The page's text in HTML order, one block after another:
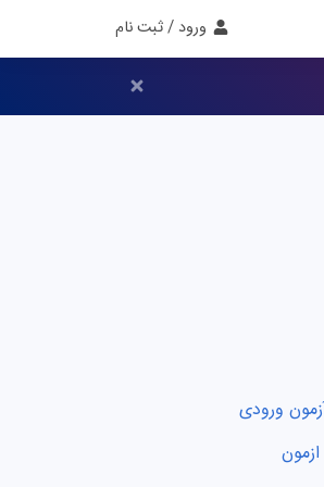
ورود / ثبت نام
ورودی